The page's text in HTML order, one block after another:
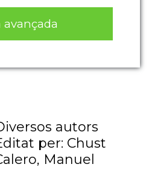
avançada
autors
per: Chust
Manuel